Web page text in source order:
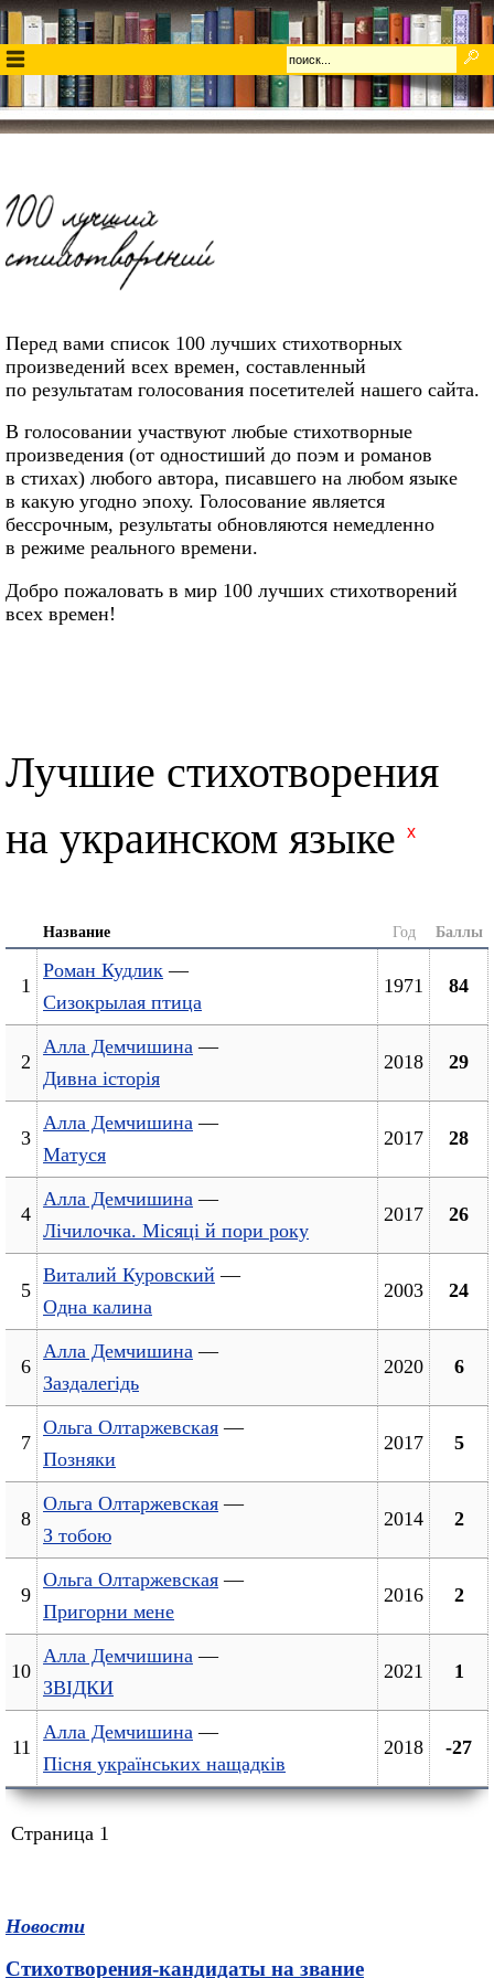
Перед вами список 100 лучших стихотворных
произведений всех времен, составленный
по результатам голосования посетителей нашего сайта.
В голосовании участвуют любые стихотворные
произведения (от одностиший до поэм и романов
в стихах) любого автора, писавшего на любом языке
в какую угодно эпоху. Голосование является
бессрочным, результаты обновляются немедленно
в режиме реального времени.
Добро пожаловать в мир 100 лучших стихотворений
всех времен!
Лучшие стихотворения
на украинском языке
x
Название Год Баллы
1
Роман Кудлик —
Сизокрылая птица
1971 84
2
Алла Демчишина —
Дивна історія
2018 29
3
Алла Демчишина —
Матуся
2017 28
4
Алла Демчишина —
Лiчилочка. Мiсяцi й пори року
2017 26
5
Виталий Куровский —
Одна калина
2003 24
6
Алла Демчишина —
Заздалегідь
2020 6
7
Ольга Олтаржевская —
Позняки
2017 5
8
Ольга Олтаржевская —
З тобою
2014 2
9
Ольга Олтаржевская —
Пригорни мене
2016 2
10
Алла Демчишина —
ЗВІДКИ
2021 1
11
Алла Демчишина —
Пісня українських нащадків
2018 -27
Страница 1
Новости
Стихотворения-кандидаты на звание